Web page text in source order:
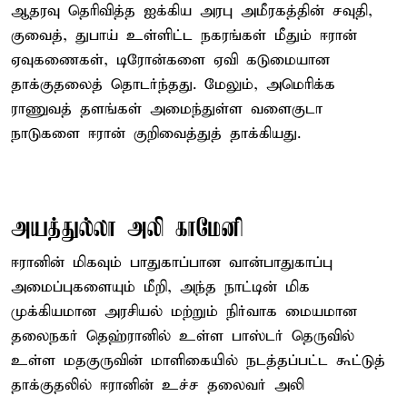
ஆதரவு தெரிவித்த ஐக்கிய அரபு அமீரகத்தின் சவுதி,
குவைத், துபாய் உள்ளிட்ட நகரங்கள் மீதும் ஈரான்
ஏவுகணைகள், டிரோன்களை ஏவி கடுமையான
தாக்குதலைத் தொடர்ந்தது. மேலும், அமெரிக்க
ராணுவத் தளங்கள் அமைந்துள்ள வளைகுடா
நாடுகளை ஈரான் குறிவைத்துத் தாக்கியது.
அயத்துல்லா அலி காமேனி
ஈரானின் மிகவும் பாதுகாப்பான வான்பாதுகாப்பு
அமைப்புகளையும் மீறி, அந்த நாட்டின் மிக
முக்கியமான அரசியல் மற்றும் நிர்வாக மையமான
தலைநகர் தெஹ்ரானில் உள்ள பாஸ்டர் தெருவில்
உள்ள மதகுருவின் மாளிகையில் நடத்தப்பட்ட கூட்டுத்
தாக்குதலில் ஈரானின் உச்ச தலைவர் அலி